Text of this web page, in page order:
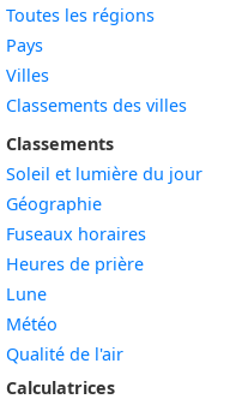
Toutes les régions
Pays
Villes
Classements des villes
Classements
Soleil et lumière du jour
Géographie
Fuseaux horaires
Heures de prière
Lune
Météo
Qualité de l'air
Calculatrices